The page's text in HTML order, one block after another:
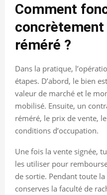
Comment
concrètement
réméré ?
Dans la pratique,
étapes. D’abord, le bien
valeur de marché et le
mobilisé. Ensuite, un
réméré, le prix de vente,
conditions d’occupation.
Une fois la vente signée,
les utiliser pour
de sortie. Pendant toute
conserves la faculté de